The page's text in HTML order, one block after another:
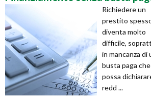
Richiedere un
prestito
diventa molto
difficile,
in mancanza di
busta paga che
possa
redd ...